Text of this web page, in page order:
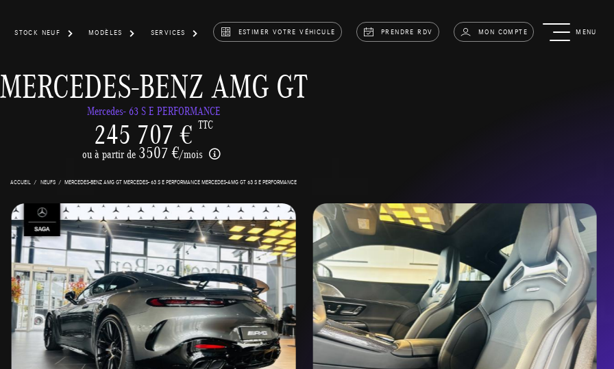
STOCK NEUF MODÈLES SERVICES ESTIMER VOTRE VÉHICULE PRENDRE RDV MON COMPTE MENU
BENZ AMG GT
Mercedes- 63 S E PERFORMANCE
245 707 € TTC
ou à partir de 3507 €/mois
ACCUEIL NEUFS MERCEDES-BENZ AMG GT MERCEDES- 63 S E PERFORMANCE MERCEDES-AMG GT 63 S E PERFORMANCE